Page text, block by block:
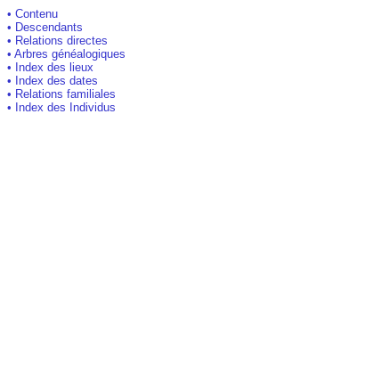
• Contenu
• Descendants
• Relations directes
• Arbres généalogiques
• Index des lieux
• Index des dates
• Relations familiales
• Index des Individus